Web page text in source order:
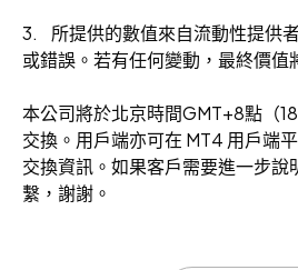
3. 所提供的數值來自流動性提供
或錯誤。若有任何變動，最終價值
本公司將於北京時間GMT+8點（
交換。用戶端亦可在 MT4 用戶端
交換資訊。如果客戶需要進一步說
繫，謝謝。